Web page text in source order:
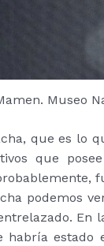
Museo
que es lo
que
podemos
En
habría